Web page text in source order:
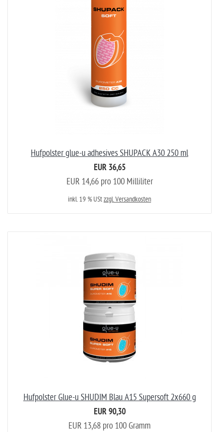
Hufpolster glue-u adhesives SHUPACK A30 250 ml
EUR 36,65
EUR 14,66 pro 100 Milliliter
inkl. 19 % UStzzgl. Versandkosten
Hufpolster Glue-u SHUDIM Blau A15 Supersoft 2x660 g
EUR 90,30
EUR 13,68 pro 100 Gramm